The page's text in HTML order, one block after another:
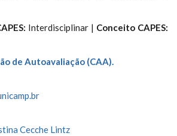
Interdisciplinar | Conceito CAPES:
de Autoavaliação (CAA).
Cecche Lintz